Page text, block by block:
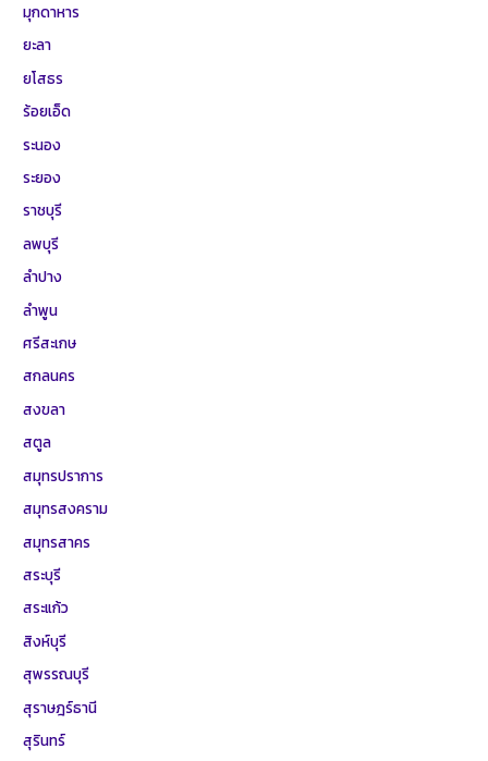
มุกดาหาร
ยะลา
ยโสธร
ร้อยเอ็ด
ระนอง
ระยอง
ราชบุรี
ลพบุรี
ลำปาง
ลำพูน
ศรีสะเกษ
สกลนคร
สงขลา
สตูล
สมุทรปราการ
สมุทรสงคราม
สมุทรสาคร
สระบุรี
สระแก้ว
สิงห์บุรี
สุพรรณบุรี
สุราษฎร์ธานี
สุรินทร์